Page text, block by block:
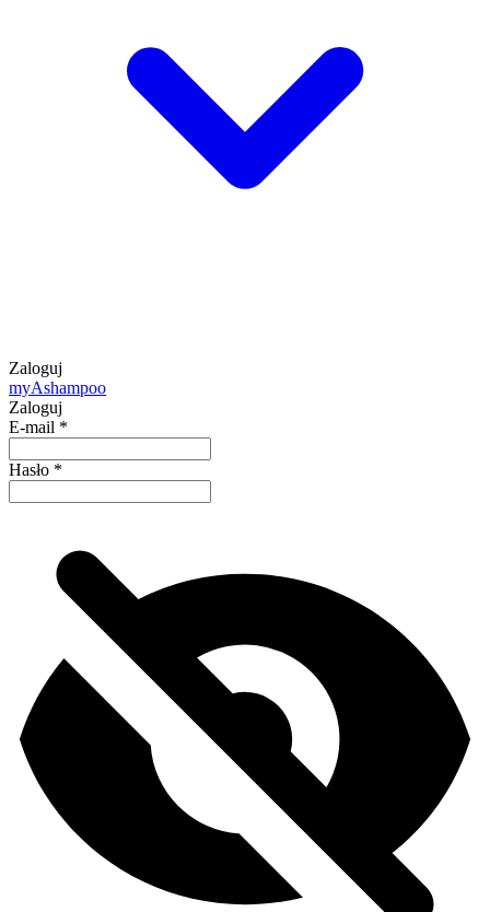
Zaloguj
myAshampoo
Zaloguj
E-mail *
Hasło *